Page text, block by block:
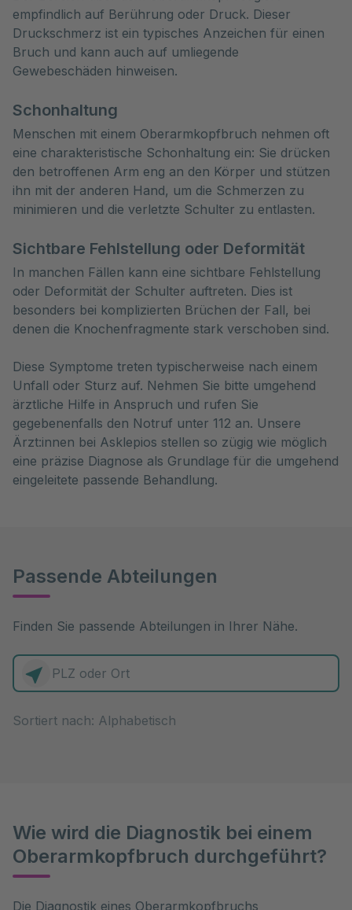
empfindlich auf Berührung oder Druck. Dieser
Druckschmerz ist ein typisches Anzeichen für einen
Bruch und kann auch auf umliegende
Gewebeschäden hinweisen.
Schonhaltung
Menschen mit einem Oberarmkopfbruch nehmen oft
eine charakteristische Schonhaltung ein: Sie drücken
den betroffenen Arm eng an den Körper und stützen
ihn mit der anderen Hand, um die Schmerzen zu
minimieren und die verletzte Schulter zu entlasten.
Sichtbare Fehlstellung oder Deformität
In manchen Fällen kann eine sichtbare Fehlstellung
oder Deformität der Schulter auftreten. Dies ist
besonders bei komplizierten Brüchen der Fall, bei
denen die Knochenfragmente stark verschoben sind.
Diese Symptome treten typischerweise nach einem
Unfall oder Sturz auf. Nehmen Sie bitte umgehend
ärztliche Hilfe in Anspruch und rufen Sie
gegebenenfalls den Notruf unter 112 an. Unsere
Ärzt:innen bei Asklepios stellen so zügig wie möglich
eine präzise Diagnose als Grundlage für die umgehend
eingeleitete passende Behandlung.
Passende Abteilungen
Finden Sie passende Abteilungen in Ihrer Nähe.
Wie wird die Diagnostik bei einem
Oberarmkopfbruch durchgeführt?
Die Diagnostik eines Oberarmkopfbruchs